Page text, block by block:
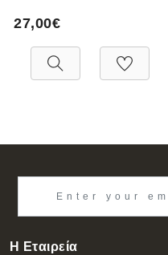
27,00€
Η Εταιρεία